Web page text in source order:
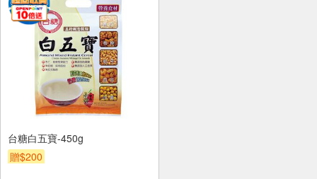
台糖白五寶-450g
贈$200